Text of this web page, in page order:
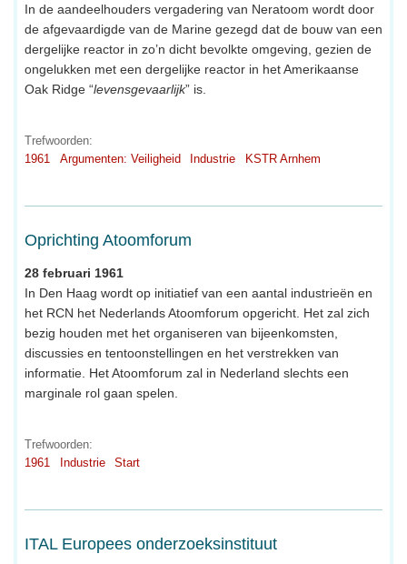
In de aandeelhouders vergadering van Neratoom wordt door
de afgevaardigde van de Marine gezegd dat de bouw van een
dergelijke reactor in zo’n dicht bevolkte omgeving, gezien de
ongelukken met een dergelijke reactor in het Amerikaanse
Oak Ridge “levensgevaarlijk” is.
Trefwoorden:
1961
Argumenten: Veiligheid Industrie KSTR Arnhem
Oprichting Atoomforum
28 februari 1961
In Den Haag wordt op initiatief van een aantal industrieën en
het RCN het Nederlands Atoomforum opgericht. Het zal zich
bezig houden met het organiseren van bijeenkomsten,
discussies en tentoonstellingen en het verstrekken van
informatie. Het Atoomforum zal in Nederland slechts een
marginale rol gaan spelen.
Trefwoorden:
1961
Industrie Start
ITAL Europees onderzoeksinstituut